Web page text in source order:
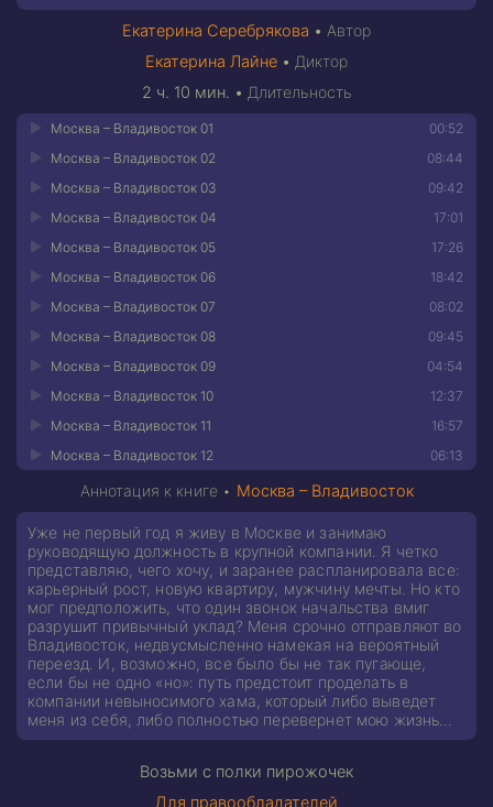
Екатерина Серебрякова • Автор
Екатерина Лайне • Диктор
2 ч. 10 мин. • Длительность
00:52
Москва – Владивосток 01
08:44
Москва – Владивосток 02
09:42
Москва – Владивосток 03
17:01
Москва – Владивосток 04
17:26
Москва – Владивосток 05
18:42
Москва – Владивосток 06
08:02
Москва – Владивосток 07
09:45
Москва – Владивосток 08
04:54
Москва – Владивосток 09
12:37
Москва – Владивосток 10
16:57
Москва – Владивосток 11
06:13
Москва – Владивосток 12
Аннотация к книге • Москва – Владивосток
Уже не первый год я живу в Москве и занимаю
руководящую должность в крупной компании. Я четко
представляю, чего хочу, и заранее распланировала все:
карьерный рост, новую квартиру, мужчину мечты. Но кто
мог предположить, что один звонок начальства вмиг
разрушит привычный уклад? Меня срочно отправляют во
Владивосток, недвусмысленно намекая на вероятный
переезд. И, возможно, все было бы не так пугающе,
если бы не одно «но»: путь предстоит проделать в
компании невыносимого хама, который либо выведет
меня из себя, либо полностью перевернет мою жизнь…
Возьми с полки пирожочек
Для правообладателей